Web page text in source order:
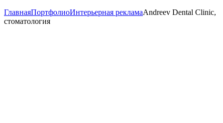
ГлавнаяПортфолиоИнтерьерная рекламаAndreev Dental Clinic,
стоматология